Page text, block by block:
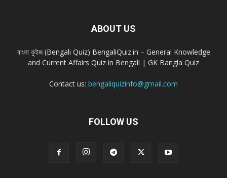
ABOUT US
বাংলা কুইজ (Bengali Quiz) BengaliQuiz.in – General Knowledge
and Current Affairs Quiz in Bengali | GK Bangla Quiz
Contact us: bengaliquizinfo@gmail.com
FOLLOW US